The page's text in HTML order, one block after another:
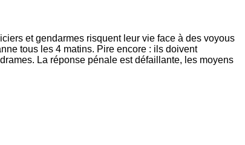
et gendarmes risquent leur vie face à des voyous
tous les 4 matins. Pire encore : ils doivent
La réponse pénale est défaillante, les moyens